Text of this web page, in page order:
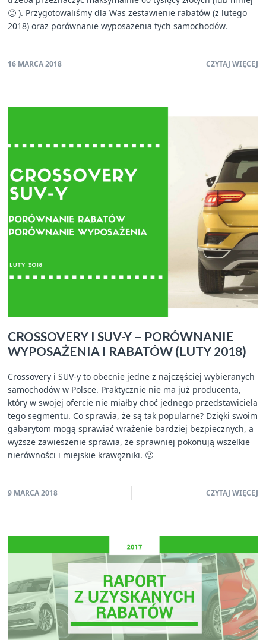
🙂 ). Przygotowaliśmy dla Was zestawienie rabatów (z lutego
2018) oraz porównanie wyposażenia tych samochodów.
16 MARCA 2018 CZYTAJ WIĘCEJ
CROSSOVERY I SUV-Y – PORÓWNANIE
WYPOSAŻENIA I RABATÓW (LUTY 2018)
Crossovery i SUV-y to obecnie jedne z najczęściej wybieranych
samochodów w Polsce. Praktycznie nie ma już producenta,
który w swojej ofercie nie miałby choć jednego przedstawiciela
tego segmentu. Co sprawia, że są tak popularne? Dzięki swoim
gabarytom mogą sprawiać wrażenie bardziej bezpiecznych, a
wyższe zawieszenie sprawia, że sprawniej pokonują wszelkie
nierówności i miejskie krawężniki. 🙂
9 MARCA 2018 CZYTAJ WIĘCEJ